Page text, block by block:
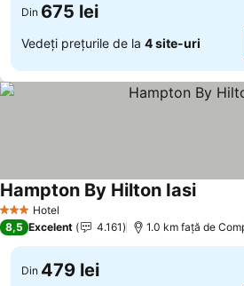
Din 675 lei
Vedeți prețurile de la 4 site-uri
3 SteleHotel
Hampton By Hilton Iasi
8,5 Excelent 4.161 1.0 km faţă de
Din 479 lei